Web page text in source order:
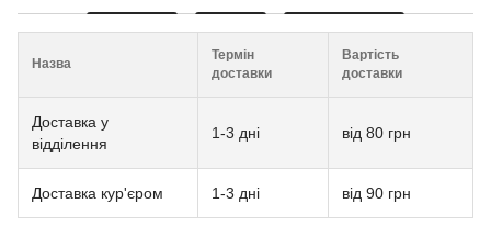
Назва
Термін
доставки
Вартість
доставки
Доставка у
відділення
1-3 дні від 80 грн
Доставка кур'єром 1-3 дні від 90 грн